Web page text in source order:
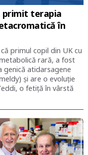
primit terapia
în
primul copil din UK cu
rară, a fost
atidarsagene
și are o evoluție
o fetiță în vârstă